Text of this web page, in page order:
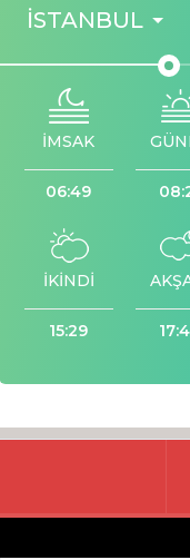
İSTANBUL
İMSAK
06:49
İKİNDİ
15:29